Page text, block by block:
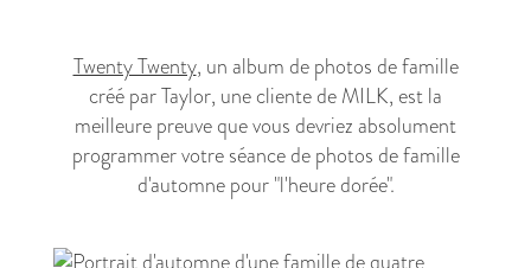
Twenty Twenty, un album de photos de famille
créé par Taylor, une cliente de MILK, est la
meilleure preuve que vous devriez absolument
programmer votre séance de photos de famille
d'automne pour "l'heure dorée".